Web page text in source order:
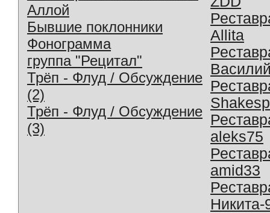
Аллой
Бывшие поклонники
Фонограмма
группа "Рецитал"
Трёп - Флуд / Обсуждение
(2)
Трёп - Флуд / Обсуждение
(3)
Allita
aleks75
amid33
Никита-